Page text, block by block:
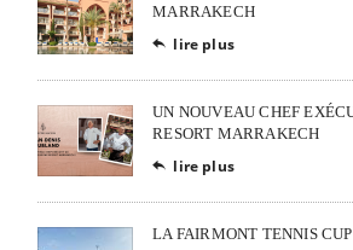
MARRAKECH
 lire plus
UN NOUVEAU CHEF
RESORT MARRAKECH
 lire plus
LA FAIRMONT TENNIS